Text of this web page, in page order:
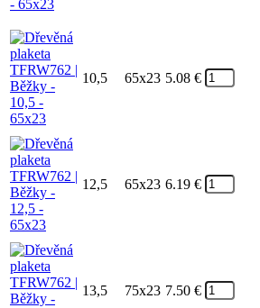
10,5 65x23 5.08 €
12,5 65x23 6.19 €
13,5 75x23 7.50 €